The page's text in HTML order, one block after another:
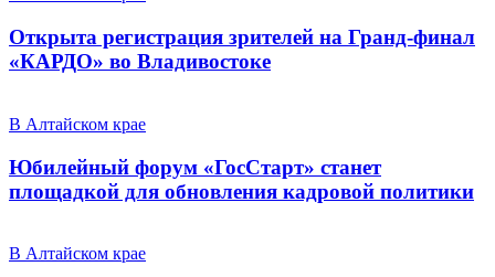
Открыта регистрация зрителей на Гранд-финал
«КАРДО» во Владивостоке
В Алтайском крае
Юбилейный форум «ГосСтарт» станет
площадкой для обновления кадровой политики
В Алтайском крае